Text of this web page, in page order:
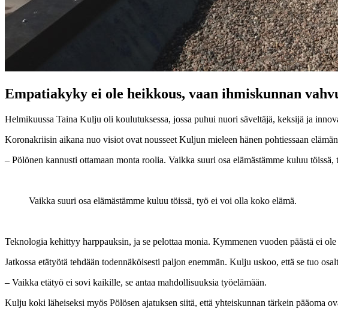
Empatiakyky ei ole heikkous, vaan ihmiskunnan
Helmikuussa Taina Kulju oli koulutuksessa, jossa puhui nuori säveltäjä, keksijä ja
Koronakriisin aikana nuo visiot ovat nousseet Kuljun mieleen hänen pohtiessaan
– Pölönen kannusti ottamaan monta roolia. Vaikka suuri osa elämästämme kuluu
Vaikka suuri osa elämästämme kuluu töissä, työ ei voi olla koko elämä.
Teknologia kehittyy harppauksin, ja se pelottaa monia. Kymmenen vuoden päästä ei
Jatkossa etätyötä tehdään todennäköisesti paljon enemmän. Kulju uskoo, että se tuo
– Vaikka etätyö ei sovi kaikille, se antaa mahdollisuuksia työelämään.
Kulju koki läheiseksi myös Pölösen ajatuksen siitä, että yhteiskunnan tärkein pääoma